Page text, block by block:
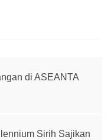
di ASEANTA
Sirih Sajikan